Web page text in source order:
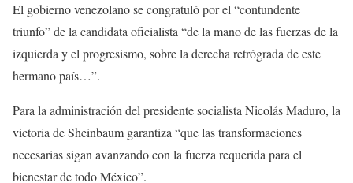
El gobierno venezolano se congratuló por el “contundente
triunfo” de la candidata oficialista “de la mano de las fuerzas de la
izquierda y el progresismo, sobre la derecha retrógrada de este
hermano país…”.
Para la administración del presidente socialista Nicolás Maduro, la
victoria de Sheinbaum garantiza “que las transformaciones
necesarias sigan avanzando con la fuerza requerida para el
bienestar de todo México”.